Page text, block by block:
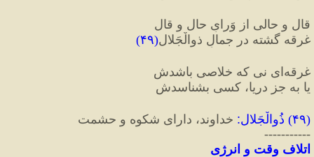
قال و حالی از وَرایِ حال و قال
غرقه گشته در جمالِ ذو‌الْجَلال‌‌
(۴۹)
غرقه‌‌ای نی که خلاصی باشدش
یا به جز دریا، کسی بشناسدش‌‌
(۴۹) ذُو‌الْجَلال : خداوند، دارای شکوه و حشمت
-----------
اتلاف وقت و انرژی